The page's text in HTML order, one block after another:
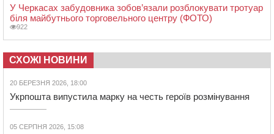
У Черкасах забудовника зобов’язали розблокувати тротуар
біля майбутнього торговельного центру (ФОТО)
922
СХОЖІ НОВИНИ
20 БЕРЕЗНЯ 2026, 18:00
Укрпошта випустила марку на честь героїв розмінування
05 СЕРПНЯ 2026, 15:08